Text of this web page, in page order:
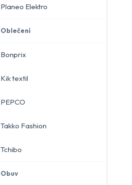
Planeo Elektro
Oblečení
Bonprix
Kik textil
PEPCO
Takko Fashion
Tchibo
Obuv